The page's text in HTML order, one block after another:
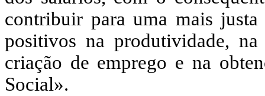
contribuir para uma mais
positivos na produtividade,
criação de emprego e na
Social».